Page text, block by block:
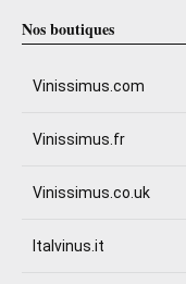
Nos boutiques
Vinissimus.com
Vinissimus.fr
Vinissimus.co.uk
Italvinus.it